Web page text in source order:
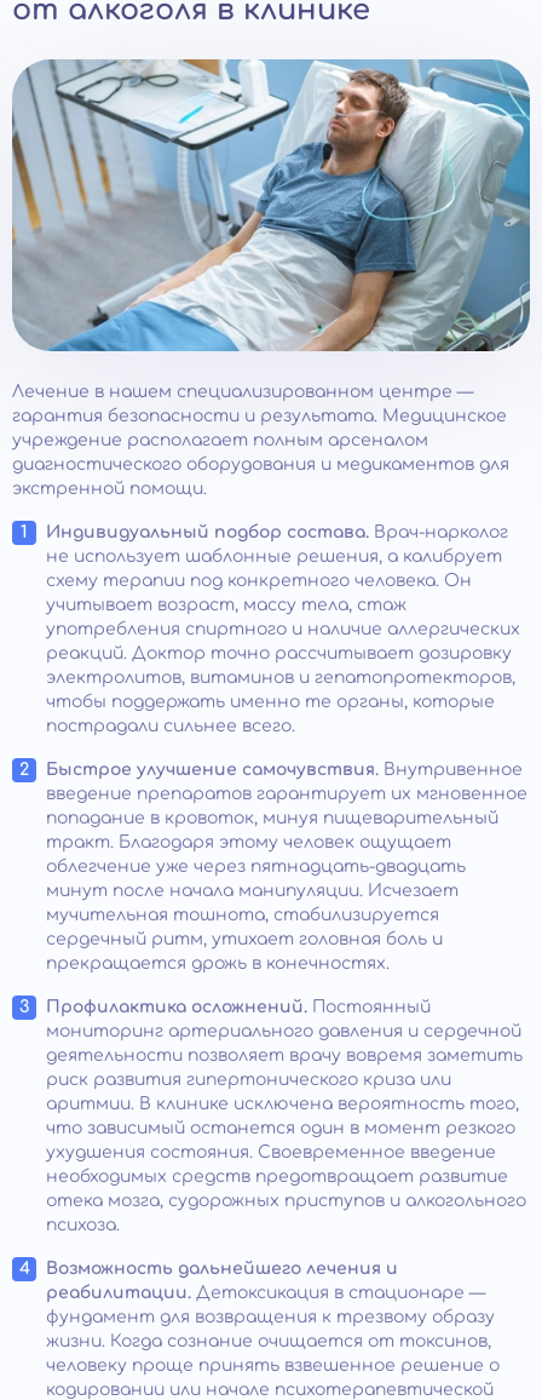
от алкоголя в клинике
Лечение в нашем специализированном центре —
гарантия безопасности и результата. Медицинское
учреждение располагает полным арсеналом
диагностического оборудования и медикаментов для
экстренной помощи.
Индивидуальный подбор состава. Врач-нарколог
не использует шаблонные решения, а калибрует
схему терапии под конкретного человека. Он
учитывает возраст, массу тела, стаж
употребления спиртного и наличие аллергических
реакций. Доктор точно рассчитывает дозировку
электролитов, витаминов и гепатопротекторов,
чтобы поддержать именно те органы, которые
пострадали сильнее всего.
Быстрое улучшение самочувствия. Внутривенное
введение препаратов гарантирует их мгновенное
попадание в кровоток, минуя пищеварительный
тракт. Благодаря этому человек ощущает
облегчение уже через пятнадцать-двадцать
минут после начала манипуляции. Исчезает
мучительная тошнота, стабилизируется
сердечный ритм, утихает головная боль и
прекращается дрожь в конечностях.
Профилактика осложнений.
Постоянный
мониторинг артериального давления и сердечной
деятельности позволяет врачу вовремя заметить
риск развития гипертонического криза или
аритмии. В клинике исключена вероятность того,
что зависимый останется один в момент резкого
ухудшения состояния. Своевременное введение
необходимых средств предотвращает развитие
отека мозга, судорожных приступов и алкогольного
психоза.
Возможность дальнейшего лечения и
реабилитации. Детоксикация в стационаре —
фундамент для возвращения к трезвому образу
жизни. Когда сознание очищается от токсинов,
человеку проще принять взвешенное решение о
кодировании или начале психотерапевтической